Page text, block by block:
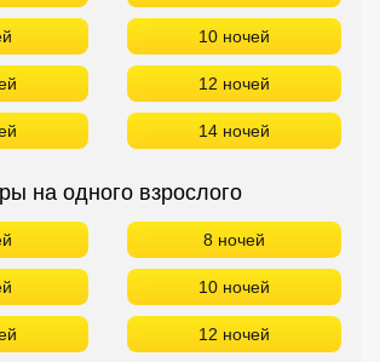
10 ночей
12 ночей
14 ночей
на одного взрослого
8 ночей
10 ночей
12 ночей